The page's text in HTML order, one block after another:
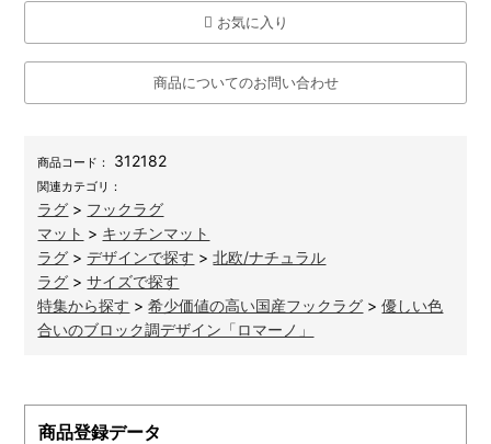
お気に入り
商品についてのお問い合わせ
商品コード： 312182
関連カテゴリ：
ラグ > フックラグ
マット > キッチンマット
ラグ >デザインで探す >北欧/ナチュラル
ラグ >サイズで探す
特集から探す >希少価値の高い国産フックラグ >優しい色
合いのブロック調デザイン「ロマーノ」
商品登録データ